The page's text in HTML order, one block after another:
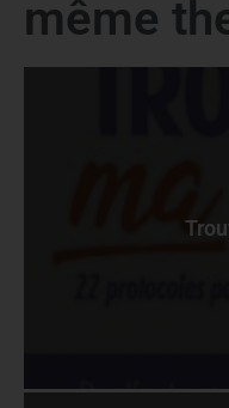
même